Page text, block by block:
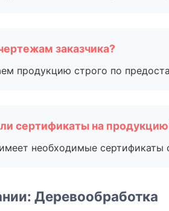
заказчика?
продукцию строго по
сертификаты на
необходимые сертификаты
Деревообработка